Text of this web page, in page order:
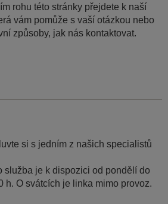
rohu této stránky přejdete k naší
vám pomůže s vaší otázkou nebo
způsoby, jak nás kontaktovat.
si s jedním z našich specialistů
služba je k dispozici od pondělí do
h. O svátcích je linka mimo provoz.